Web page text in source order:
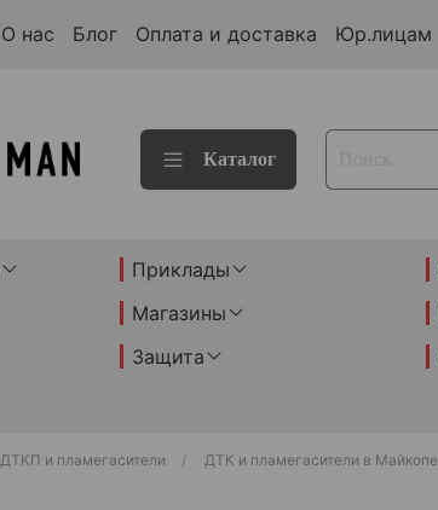
О нас Блог Оплата и доставка Юр.лицам
Каталог
Приклады
Магазины
Защита
ДТКП и пламегасители ДТК и пламегасители в Майкопе